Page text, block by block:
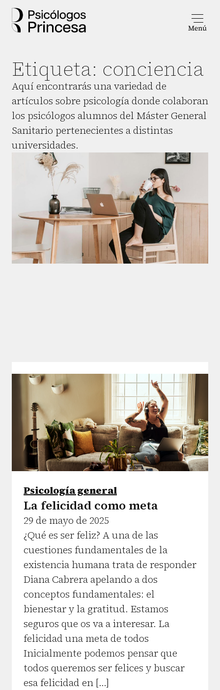
Etiqueta: conciencia
Aquí encontrarás una variedad de
artículos sobre psicología donde colaboran
los psicólogos alumnos del Máster General
Sanitario pertenecientes a distintas
universidades.
Psicología general
La felicidad como meta
29 de mayo de 2025
¿Qué es ser feliz? A una de las
cuestiones fundamentales de la
existencia humana trata de responder
Diana Cabrera apelando a dos
conceptos fundamentales: el
bienestar y la gratitud. Estamos
seguros que os va a interesar. La
felicidad una meta de todos
Inicialmente podemos pensar que
todos queremos ser felices y buscar
esa felicidad en […]